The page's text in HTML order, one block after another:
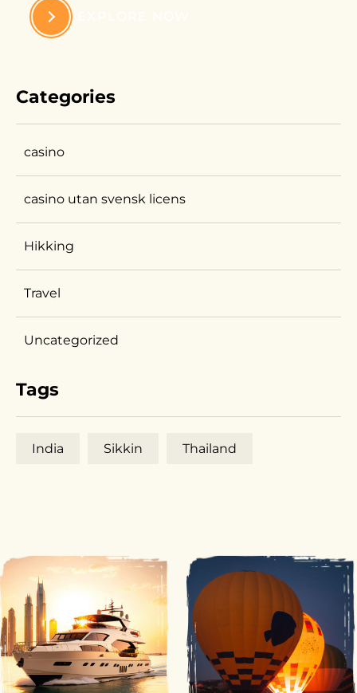
Categories
casino
casino utan svensk licens
Hikking
Travel
Uncategorized
Tags
India Sikkin Thailand